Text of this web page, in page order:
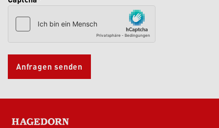
Anfragen senden
HAGEDORN